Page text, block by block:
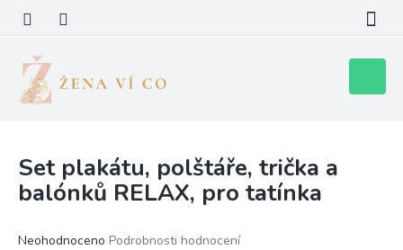
obsah
košík
Set plakátu, polštáře, trička a
balónků RELAX, pro tatínka
Průměrné
Neohodnoceno Podrobnosti hodnocení